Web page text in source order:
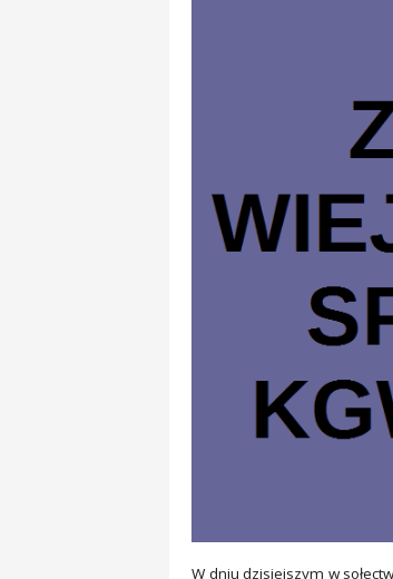
W dniu dzisiejszym w